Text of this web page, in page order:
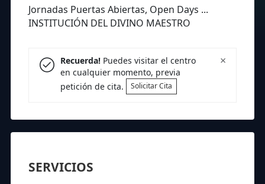
Jornadas Puertas Abiertas, Open Days ...
INSTITUCIÓN DEL DIVINO MAESTRO
×
Recuerda!Puedes visitar el centro
en cualquier momento, previa
petición de cita.
Solicitar Cita
SERVICIOS